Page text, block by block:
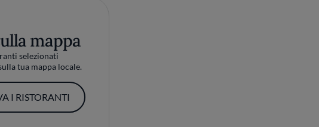
mappa
selezionati
tua mappa locale.
I RISTORANTI